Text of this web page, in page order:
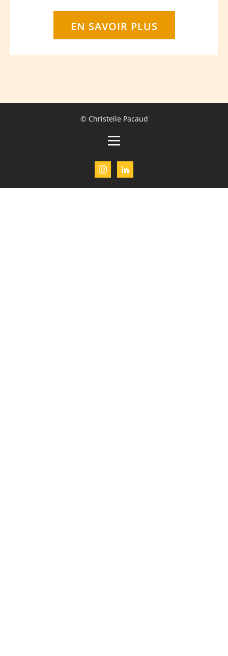
EN SAVOIR PLUS
© Christelle Pacaud